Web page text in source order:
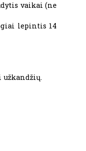
vaikai (ne
lepintis 14
užkandžių.